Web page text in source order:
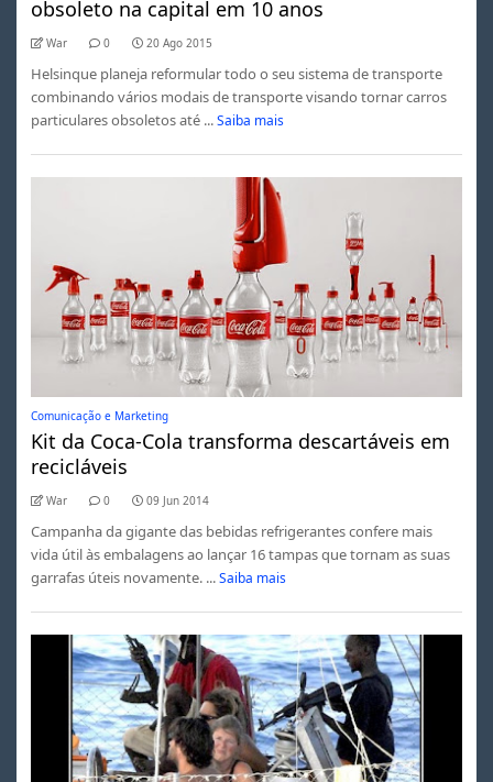
obsoleto na capital em 10 anos
War 0 20 Ago 2015
Helsinque planeja reformular todo o seu sistema de transporte
combinando vários modais de transporte visando tornar carros
particulares obsoletos até ... Saiba mais
Comunicação e Marketing
Kit da Coca-Cola transforma descartáveis em
recicláveis
War 0 09 Jun 2014
Campanha da gigante das bebidas refrigerantes confere mais
vida útil às embalagens ao lançar 16 tampas que tornam as suas
garrafas úteis novamente. ... Saiba mais